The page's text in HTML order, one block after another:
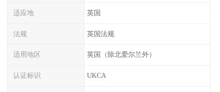
适应地 英国
法规 英国法规
适用地区 英国（除北爱尔兰外）
认证标识 UKCA